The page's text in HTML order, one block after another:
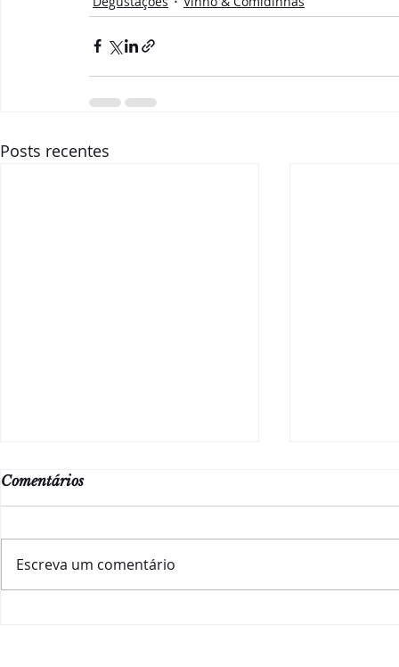
Posts recentes
Comentários
Escreva um comentário